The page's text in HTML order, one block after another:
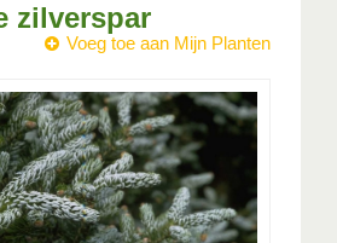
zilverspar
Voeg toe aan Mijn Planten